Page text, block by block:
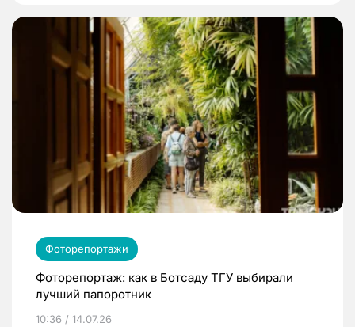
Фоторепортажи
Фоторепортаж: как в Ботсаду ТГУ выбирали
лучший папоротник
10:36 / 14.07.26